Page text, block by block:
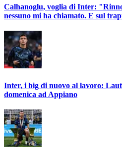
Calhanoglu, voglia di Inter:
nessuno mi ha chiamato. E sul
Inter, i big di nuovo al lavoro:
domenica ad Appiano